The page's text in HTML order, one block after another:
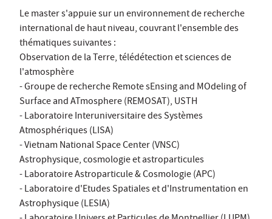
Le master s'appuie sur un environnement de recherche
international de haut niveau, couvrant l'ensemble des
thématiques suivantes :
Observation de la Terre, télédétection et sciences de
l'atmosphère
- Groupe de recherche Remote sEnsing and MOdeling of
Surface and ATmosphere (REMOSAT), USTH
- Laboratoire Interuniversitaire des Systèmes
Atmosphériques (LISA)
- Vietnam National Space Center (VNSC)
Astrophysique, cosmologie et astroparticules
- Laboratoire Astroparticule & Cosmologie (APC)
- Laboratoire d'Etudes Spatiales et d'Instrumentation en
Astrophysique (LESIA)